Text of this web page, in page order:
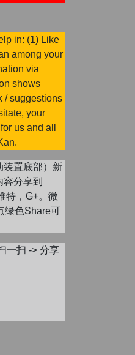
in: (1) Like
among your
via
shows
/ suggestions
your
us and all
装置底部）新
分享到
特，G+。微
绿色Share可
一扫 -> 分享